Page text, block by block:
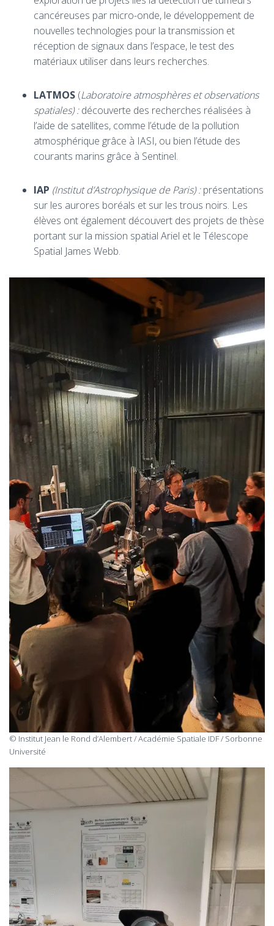
cancéreuses par micro-onde, le développement de
nouvelles technologies pour la transmission et
réception de signaux dans l’espace, le test des
matériaux utiliser dans leurs recherches.
LATMOS (Laboratoire atmosphères et observations
spatiales) :découverte des recherches réalisées à
l’aide de satellites, comme l’étude de la pollution
atmosphérique grâce à IASI, ou bien l’étude des
courants marins grâce à Sentinel.
IAP (Institut d’Astrophysique de Paris) :présentations
sur les aurores boréals et sur les trous noirs. Les
élèves ont également découvert des projets de thèse
portant sur la mission spatial Ariel et le Télescope
Spatial James Webb.
© Institut Jean le Rond d’Alembert / Académie Spatiale IDF / Sorbonne
Université